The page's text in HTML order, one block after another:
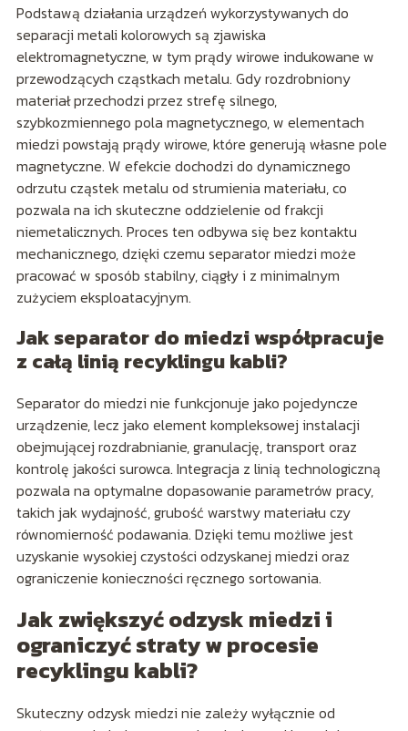
Podstawą działania urządzeń wykorzystywanych do
separacji metali kolorowych są zjawiska
elektromagnetyczne, w tym prądy wirowe indukowane w
przewodzących cząstkach metalu. Gdy rozdrobniony
materiał przechodzi przez strefę silnego,
szybkozmiennego pola magnetycznego, w elementach
miedzi powstają prądy wirowe, które generują własne pole
magnetyczne. W efekcie dochodzi do dynamicznego
odrzutu cząstek metalu od strumienia materiału, co
pozwala na ich skuteczne oddzielenie od frakcji
niemetalicznych. Proces ten odbywa się bez kontaktu
mechanicznego, dzięki czemu separator miedzi może
pracować w sposób stabilny, ciągły i z minimalnym
zużyciem eksploatacyjnym.
Jak separator do miedzi współpracuje
z całą linią recyklingu kabli?
Separator do miedzi nie funkcjonuje jako pojedyncze
urządzenie, lecz jako element kompleksowej instalacji
obejmującej rozdrabnianie, granulację, transport oraz
kontrolę jakości surowca. Integracja z linią technologiczną
pozwala na optymalne dopasowanie parametrów pracy,
takich jak wydajność, grubość warstwy materiału czy
równomierność podawania. Dzięki temu możliwe jest
uzyskanie wysokiej czystości odzyskanej miedzi oraz
ograniczenie konieczności ręcznego sortowania.
Jak zwiększyć odzysk miedzi i
ograniczyć straty w procesie
recyklingu kabli?
Skuteczny odzysk miedzi nie zależy wyłącznie od